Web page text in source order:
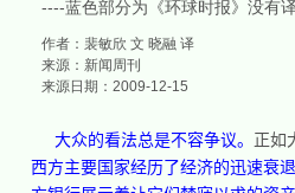
----蓝色部分为《环球时报》没有
作者：裴敏欣 文 晓融 译
来源：新闻周刊
来源日期：2009-12-15
大众的看法总是不容争议。
正如
西方主要国家经历了经济的迅速衰